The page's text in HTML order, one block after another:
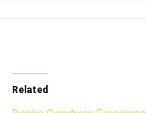
Related